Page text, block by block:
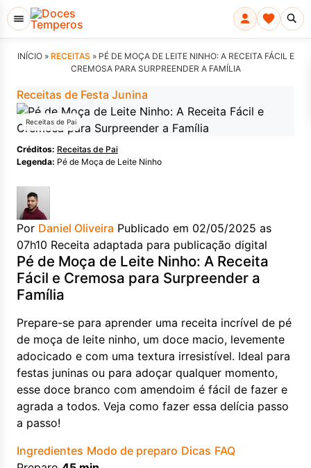
INÍCIO » RECEITAS » PÉ DE MOÇA DE LEITE NINHO: A RECEITA FÁCIL E
CREMOSA PARA SURPREENDER A FAMÍLIA
Receitas de Festa Junina
Receitas de Pai
Créditos: Receitas de Pai
Legenda: Pé de Moça de Leite Ninho
Por Daniel Oliveira Publicado em 02/05/2025 as
07h10 Receita adaptada para publicação digital
Pé de Moça de Leite Ninho: A Receita
Fácil e Cremosa para Surpreender a
Família
Prepare-se para aprender uma receita incrível de pé
de moça de leite ninho, um doce macio, levemente
adocicado e com uma textura irresistível. Ideal para
festas juninas ou para adoçar qualquer momento,
esse doce branco com amendoim é fácil de fazer e
agrada a todos. Veja como fazer essa delícia passo
a passo!
Ingredientes Modo de preparo Dicas FAQ